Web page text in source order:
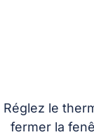
Réglez le
fermer la